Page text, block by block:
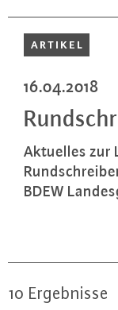
ARTIKEL
16.04.2018
Aktuelles zur
BDEW
10 Ergebnisse